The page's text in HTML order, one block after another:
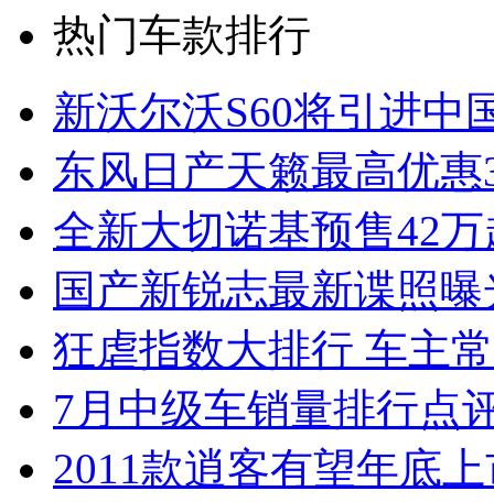
热门车款排行
新沃尔沃S60将引进中
东风日产天籁最高优
全新大切诺基预售42
国产新锐志最新谍照
狂虐指数大排行 车主
7月中级车销量排行点
2011款逍客有望年底